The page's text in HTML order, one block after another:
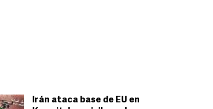
Irán ataca base de EU en